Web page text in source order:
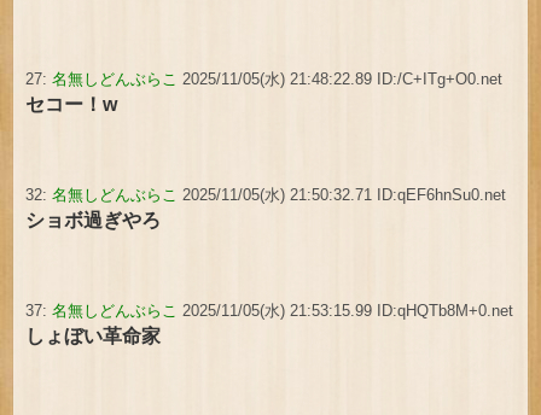
27:名無しどんぶらこ 2025/11/05(水) 21:48:22.89 ID:/C+ITg+O0.net
セコー！w
32:名無しどんぶらこ 2025/11/05(水) 21:50:32.71 ID:qEF6hnSu0.net
ショボ過ぎやろ
37:名無しどんぶらこ 2025/11/05(水) 21:53:15.99 ID:qHQTb8M+0.net
しょぼい革命家